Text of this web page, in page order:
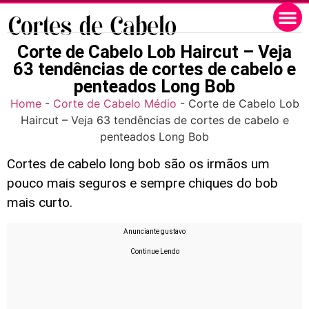
Corte de Cabelo Lob Haircut – Veja
63 tendências de cortes de cabelo e
penteados Long Bob
Home- Corte de Cabelo Médio - Corte de Cabelo Lob
Haircut – Veja 63 tendências de cortes de cabelo e
penteados Long Bob
Cortes de cabelo long bob são os irmãos um
pouco mais seguros e sempre chiques do bob
mais curto.
Anunciante gustavo
Continue Lendo